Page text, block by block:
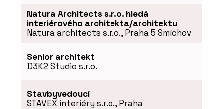
Natura Architects s.r.o. hledá
interiérového architekta/architektu
Natura architects s.r.o., Praha 5 Smíchov
Senior architekt
D3K2 Studio s.r.o.
Stavbyvedoucí
STAVEX interiéry s.r.o., Praha